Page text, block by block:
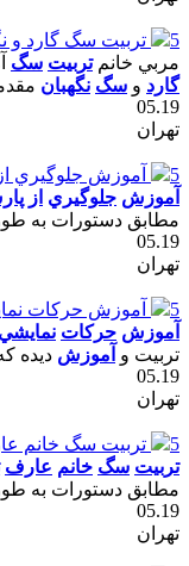
5
تربيت سگ گارد و
مربي خانمتربيت سگ
گارد و سگ نگهبان
05.19
تهران
5
آموزش جلوگيري
آموزش جلوگيري از
مطابق دستورات به
05.19
تهران
5
آموزش حرکات
آموزش حرکات نمايشي
تربيت و آموزش ديده
05.19
تهران
5
تربيت سگ خانم
تربيت سگ خانم عارف
مطابق دستورات به
05.19
تهران